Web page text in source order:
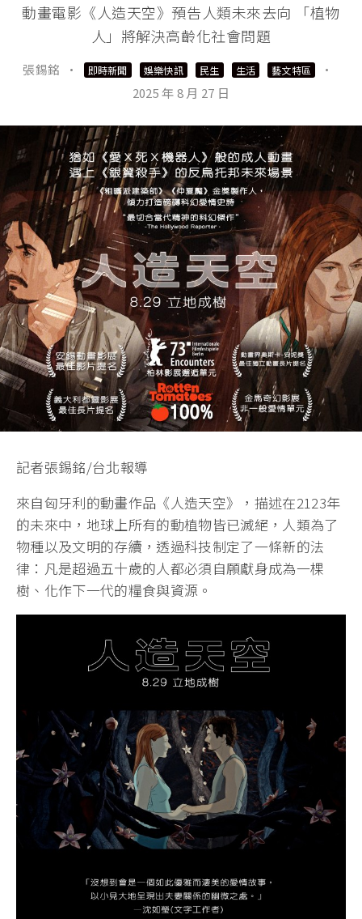
動畫電影《人造天空》預告人類未來去向 「植物
人」將解決高齡化社會問題
張錫銘 · 即時新聞 娛樂快訊 民生 生活 藝文特區
·
2025 年 8 月 27 日
記者張錫銘/台北報導
來自匈牙利的動畫作品《人造天空》，描述在2123年
的未來中，地球上所有的動植物皆已滅絕，人類為了
物種以及文明的存續，透過科技制定了一條新的法
律：凡是超過五十歲的人都必須自願獻身成為一棵
樹、化作下一代的糧食與資源。